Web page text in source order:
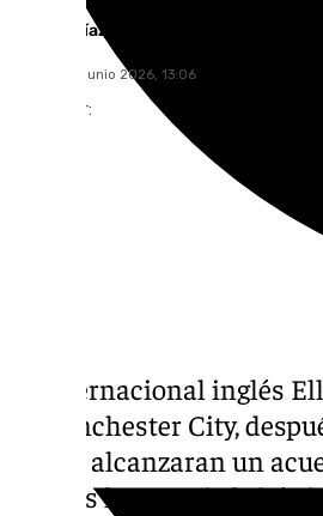
Manuel Díaz
viernes, 26 junio 2026, 13:06
Compartir:
El internacional inglés
el Manchester City,
Forest alcanzaran un
viernes la agencia